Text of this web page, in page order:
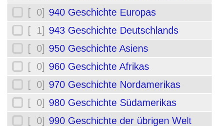
[ 0] 940 Geschichte Europas
[ 1] 943 Geschichte Deutschlands
[ 0] 950 Geschichte Asiens
[ 0] 960 Geschichte Afrikas
[ 0] 970 Geschichte Nordamerikas
[ 0] 980 Geschichte Südamerikas
[ 0] 990 Geschichte der übrigen Welt